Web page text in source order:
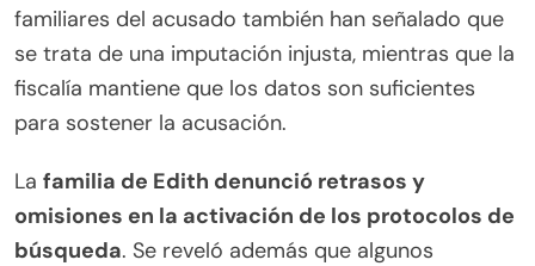
familiares del acusado también han señalado que
se trata de una imputación injusta, mientras que la
fiscalía mantiene que los datos son suficientes
para sostener la acusación.
La familia de Edith denunció retrasos y
omisiones en la activación de los protocolos de
búsqueda. Se reveló además que algunos